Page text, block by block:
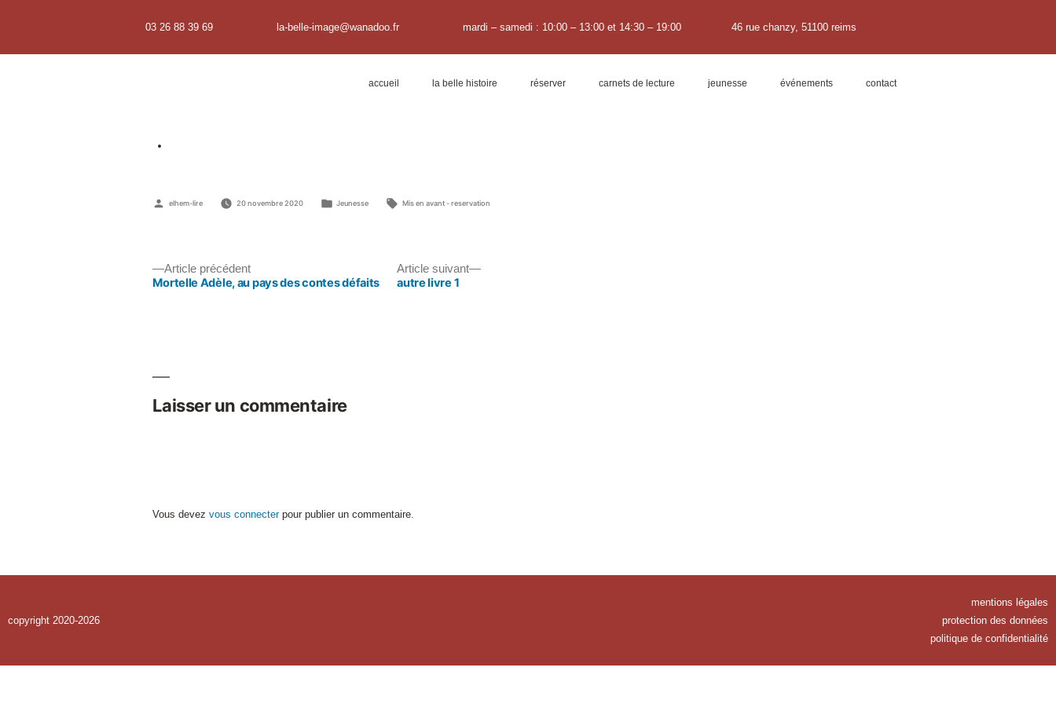
03 26 88 39 69 la-belle-image@wanadoo.fr mardi – samedi : 10:00 – 13:00 et 14:30 – 19:00 46 rue chanzy, 51100 reims
accueil la belle histoire réserver carnets de lecture jeunesse événements contact
elhem-lire 20 novembre 2020 Jeunesse Mis en avant - reservation
Article précédent
Mortelle Adèle, au pays des contes défaits
Article suivant
autre livre 1
Laisser un commentaire
Vous devezvous connecterpour publier un commentaire.
copyright 2020-2026
mentions légales
protection des données
politique de confidentialité